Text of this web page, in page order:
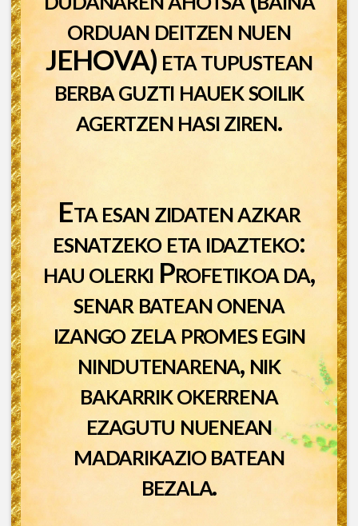
orduan deitzen nuen
JEHOVA) eta tupustean
berba guzti hauek soilik
agertzen hasi ziren.
Eta esan zidaten azkar
esnatzeko eta idazteko:
hau olerki Profetikoa da,
senar batean onena
izango zela promes egin
nindutenarena, nik
bakarrik okerrena
ezagutu nuenean
madarikazio batean
bezala.